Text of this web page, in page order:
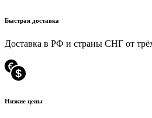
Быстрая доставка
Доставка в РФ и страны СНГ от
Низкие цены